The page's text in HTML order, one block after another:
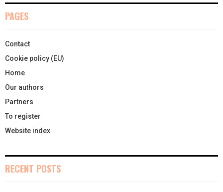
PAGES
Contact
Cookie policy (EU)
Home
Our authors
Partners
To register
Website index
RECENT POSTS